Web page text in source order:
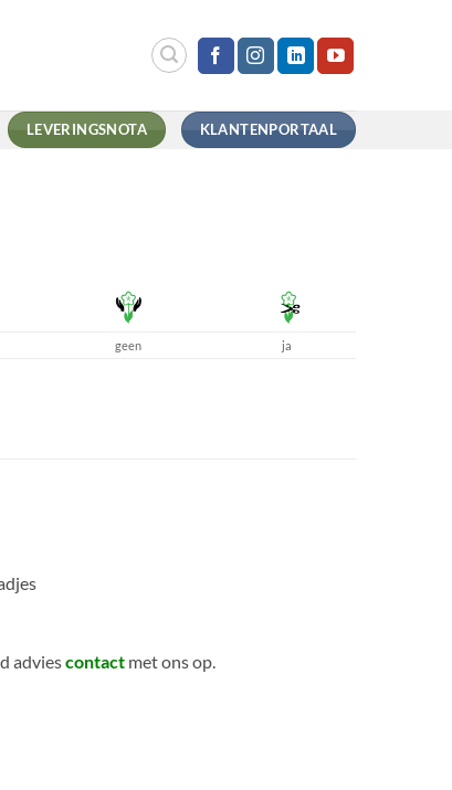
LEVERINGSNOTA KLANTENPORTAAL
geen ja
adviescontact met ons op.